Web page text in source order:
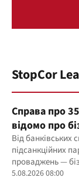
StopCor
Справа про
відомо про
"Родовід
Від банківських
підсанкційних
проваджень —
Дядечка й досі
5.08.2026 08:00